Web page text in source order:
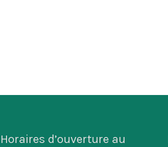
Horaires d’ouverture au